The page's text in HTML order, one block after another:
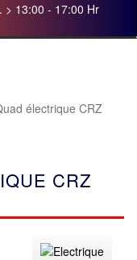
> 13:00 - 17:00 Hr
électrique CRZ
CRZ